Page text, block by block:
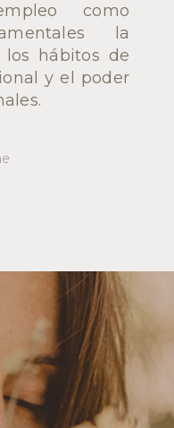
como
la
los hábitos de
y el poder